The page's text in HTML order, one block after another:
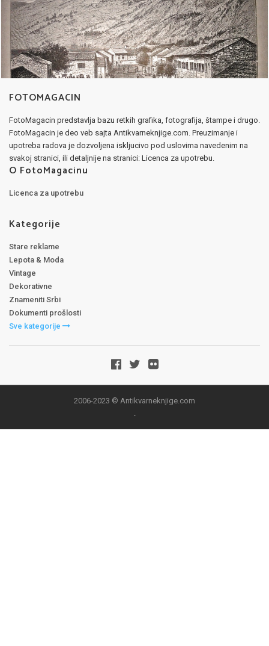
FOTOMAGACIN
FotoMagacin predstavlja bazu retkih grafika, fotografija, štampe i drugo.
FotoMagacin je deo veb sajta Antikvarneknjige.com. Preuzimanje i
upotreba radova je dozvoljena iskljucivo pod uslovima navedenim na
svakoj stranici, ili detaljnije na stranici: Licenca za upotrebu.
O FotoMagacinu
Licenca za upotrebu
Kategorije
Stare reklame
Lepota & Moda
Vintage
Dekorativne
Znameniti Srbi
Dokumenti prošlosti
Sve kategorije
2006-2023 © Antikvarneknjige.com
.